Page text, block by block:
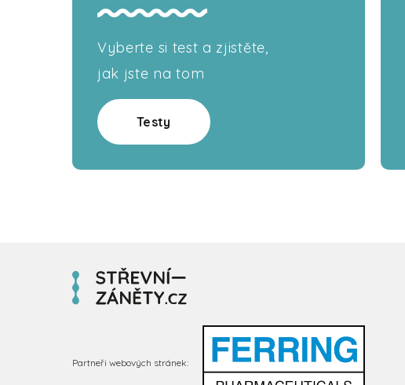
Vyberte si test a zjistěte,
jak jste na tom
Testy
Partneři webových stránek: